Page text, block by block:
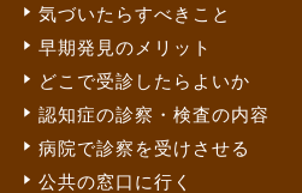
気づいたらすべきこと
早期発見のメリット
どこで受診したらよいか
認知症の診察・検査の内容
病院で診察を受けさせる
公共の窓口に行く